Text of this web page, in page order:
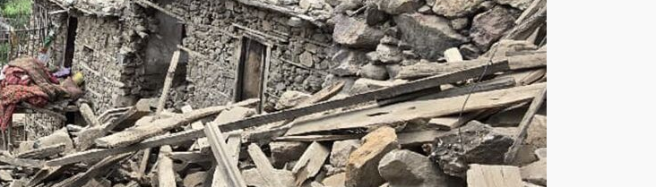
Registrierung für Organisationen